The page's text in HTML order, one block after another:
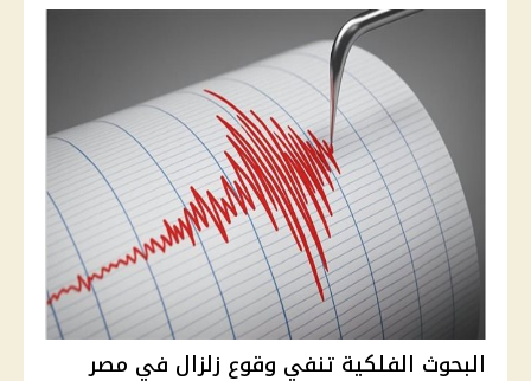
البحوث الفلكية تنفي وقوع زلزال في مصر